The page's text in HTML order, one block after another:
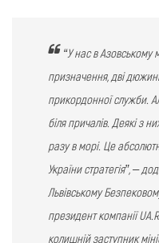
“У нас в Азовському
призначення, дві
прикордонної служби.
біля причалів. Деякі з
разу в морі. Це
України стратегія”, –
Львівському
президент компанії
колишній заступник